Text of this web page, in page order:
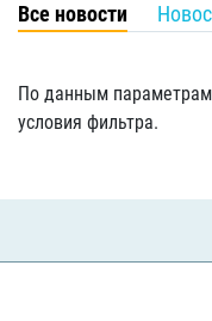
Все новости
По данным
условия фильтра.